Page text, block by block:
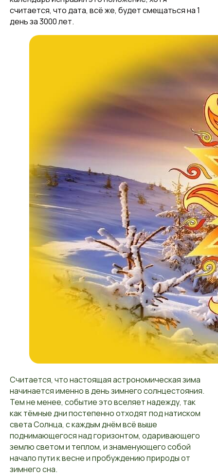
считается, что дата, всё же, будет смещаться на 1
день за 3000 лет.
Считается, что настоящая астрономическая зима
начинается именно в день зимнего солнцестояния.
Тем не менее, событие это вселяет надежду, так
как тёмные дни постепенно отходят под натиском
света Солнца, с каждым днём всё выше
поднимающегося над горизонтом, одаривающего
землю светом и теплом, и знаменующего собой
начало пути к весне и пробуждению природы от
зимнего сна.